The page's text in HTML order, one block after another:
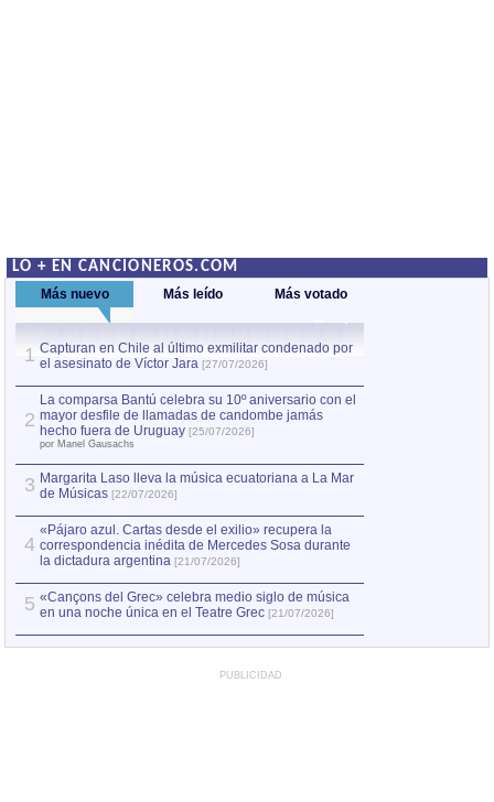
LO + EN CANCIONEROS.COM
Más nuevo Más leído Más votado
1 Capturan en Chile al último exmilitar condenado por
el asesinato de Víctor Jara [27/07/2026]
2
La comparsa Bantú celebra su 10º aniversario con el
mayor desfile de llamadas de candombe jamás
hecho fuera de Uruguay [25/07/2026]
por Manel Gausachs
3 Margarita Laso lleva la música ecuatoriana a La Mar
de Músicas [22/07/2026]
4
«Pájaro azul. Cartas desde el exilio» recupera la
correspondencia inédita de Mercedes Sosa durante
la dictadura argentina [21/07/2026]
5 «Cançons del Grec» celebra medio siglo de música
en una noche única en el Teatre Grec [21/07/2026]
PUBLICIDAD